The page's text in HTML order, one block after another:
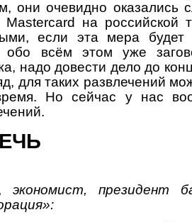
они очевидно оказались
на российской
если эта мера
обо всём этом уже
надо довести дело до
для таких развлечений
Но сейчас у нас
экономист, президент